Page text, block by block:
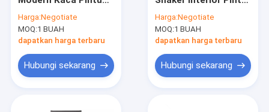
Lapis
Harga:Negotiate
MOQ:1 BUAH
dapatkan harga terbaru
Hubungi sekarang
Panel Kayu
Harga:Negotiate
MOQ:1 BUAH
dapatkan harga terbaru
Hubungi sekarang